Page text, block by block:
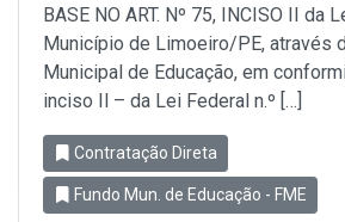
BASE NO ART. Nº 75, INCISO II da
Município de Limoeiro/PE, através
Municipal de Educação, em
inciso Il – da Lei Federal n.º […]
Contratação Direta
Fundo Mun. de Educação - FME